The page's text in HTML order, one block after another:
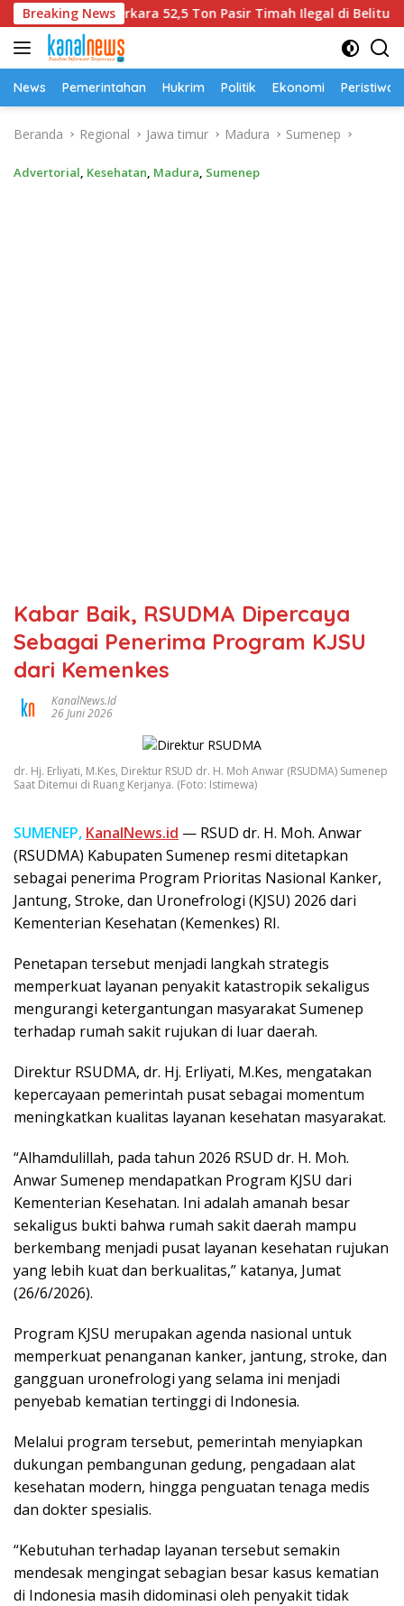
Langsung
ke
konten
Breaking News
Perkara 52,5 Ton Pasir Timah Ilegal di Belitung
News Pemerintahan Hukrim Politik Ekonomi Peristiwa
Beranda Regional Jawa timur Madura Sumenep
Advertorial, Kesehatan, Madura, Sumenep
Kabar Baik, RSUDMA Dipercaya
Sebagai Penerima Program KJSU
dari Kemenkes
KanalNews.id
26 Juni 2026
dr. Hj. Erliyati, M.Kes, Direktur RSUD dr. H. Moh Anwar (RSUDMA) Sumenep
Saat Ditemui di Ruang Kerjanya. (Foto: Istimewa)
SUMENEP, KanalNews.id — RSUD dr. H. Moh. Anwar
(RSUDMA) Kabupaten Sumenep resmi ditetapkan
sebagai penerima Program Prioritas Nasional Kanker,
Jantung, Stroke, dan Uronefrologi (KJSU) 2026 dari
Kementerian Kesehatan (Kemenkes) RI.
Penetapan tersebut menjadi langkah strategis
memperkuat layanan penyakit katastropik sekaligus
mengurangi ketergantungan masyarakat Sumenep
terhadap rumah sakit rujukan di luar daerah.
Direktur RSUDMA, dr. Hj. Erliyati, M.Kes, mengatakan
kepercayaan pemerintah pusat sebagai momentum
meningkatkan kualitas layanan kesehatan masyarakat.
“Alhamdulillah, pada tahun 2026 RSUD dr. H. Moh.
Anwar Sumenep mendapatkan Program KJSU dari
Kementerian Kesehatan. Ini adalah amanah besar
sekaligus bukti bahwa rumah sakit daerah mampu
berkembang menjadi pusat layanan kesehatan rujukan
yang lebih kuat dan berkualitas,” katanya, Jumat
(26/6/2026).
Program KJSU merupakan agenda nasional untuk
memperkuat penanganan kanker, jantung, stroke, dan
gangguan uronefrologi yang selama ini menjadi
penyebab kematian tertinggi di Indonesia.
Melalui program tersebut, pemerintah menyiapkan
dukungan pembangunan gedung, pengadaan alat
kesehatan modern, hingga penguatan tenaga medis
dan dokter spesialis.
“Kebutuhan terhadap layanan tersebut semakin
mendesak mengingat sebagian besar kasus kematian
di Indonesia masih didominasi oleh penyakit tidak